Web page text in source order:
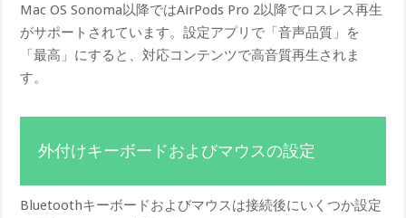
Mac OS Sonoma以降ではAirPods Pro 2以降でロスレス再生
がサポートされています。設定アプリで「音声品質」を
「最高」にすると、対応コンテンツで高音質再生されま
す。
外付けキーボードおよびマウスの設定
Bluetoothキーボードおよびマウスは接続後にいくつか設定